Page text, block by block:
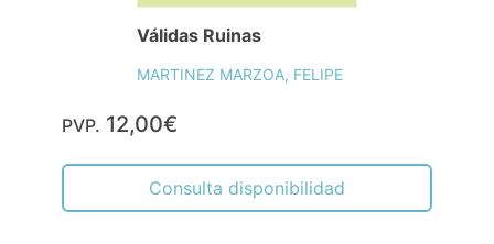
Válidas Ruinas
MARTINEZ MARZOA, FELIPE
PVP. 12,00€
Consulta disponibilidad